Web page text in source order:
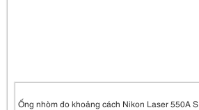
Ống nhòm đo khoảng cách Nikon Laser 550A S